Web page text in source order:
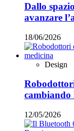
Dallo
avanzare
18/06/2026
Design
cambiando
12/05/2026